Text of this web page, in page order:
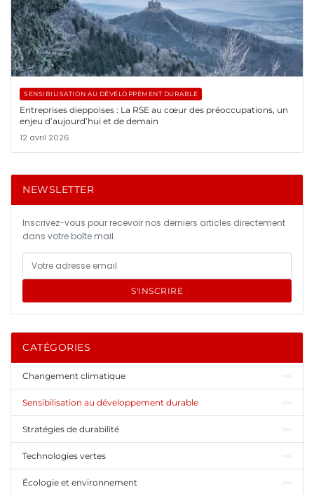
SENSIBILISATION AU DÉVELOPPEMENT DURABLE
Entreprises dieppoises : La RSE au cœur des préoccupations, un
enjeu d’aujourd’hui et de demain
12 avril 2026
NEWSLETTER
Inscrivez-vous pour recevoir nos derniers articles directement
dans votre boîte mail.
S'INSCRIRE
CATÉGORIES
Changement climatique
Sensibilisation au développement durable
Stratégies de durabilité
Technologies vertes
Écologie et environnement